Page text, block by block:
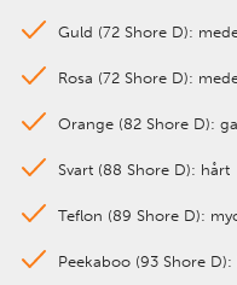
Guld (72 Shore D):
Rosa (72 Shore D):
Orange (82 Shore D):
Svart (88 Shore D): hårt
Teflon (89 Shore D):
Peekaboo (93 Shore